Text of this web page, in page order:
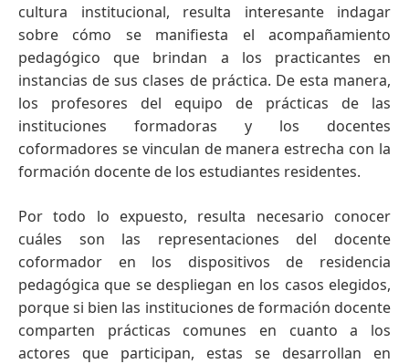
cultura institucional, resulta interesante indagar
sobre cómo se manifiesta el acompañamiento
pedagógico que brindan a los practicantes en
instancias de sus clases de práctica. De esta manera,
los profesores del equipo de prácticas de las
instituciones formadoras y los docentes
coformadores se vinculan de manera estrecha con la
formación docente de los estudiantes residentes.
Por todo lo expuesto, resulta necesario conocer
cuáles son las representaciones del docente
coformador en los dispositivos de residencia
pedagógica que se despliegan en los casos elegidos,
porque si bien las instituciones de formación docente
comparten prácticas comunes en cuanto a los
actores que participan, estas se desarrollan en